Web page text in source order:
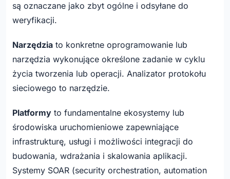
są oznaczane jako zbyt ogólne i odsyłane do
weryfikacji.
Narzędzia to konkretne oprogramowanie lub
narzędzia wykonujące określone zadanie w cyklu
życia tworzenia lub operacji. Analizator protokołu
sieciowego to narzędzie.
Platformy to fundamentalne ekosystemy lub
środowiska uruchomieniowe zapewniające
infrastrukturę, usługi i możliwości integracji do
budowania, wdrażania i skalowania aplikacji.
Systemy SOAR (security orchestration, automation